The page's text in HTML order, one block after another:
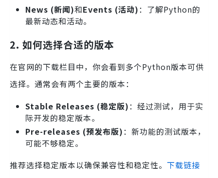
News (新闻)和Events (活动)：了解Python的
最新动态和活动。
2. 如何选择合适的版本
在官网的下载栏目中，你会看到多个Python版本可供
选择。通常会有两个主要的版本：
Stable Releases (稳定版)：经过测试，用于实
际开发的稳定版本。
Pre-releases (预发布版)：新功能的测试版本，
可能不够稳定。
推荐选择稳定版本以确保兼容性和稳定性。 下载链接